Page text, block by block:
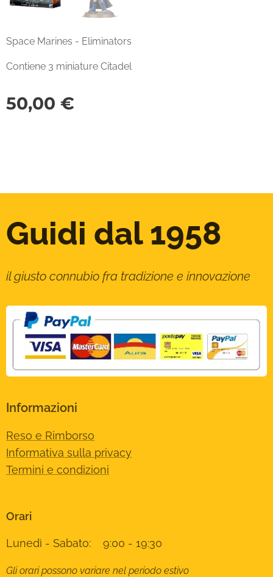
Space Marines - Eliminators
Contiene 3 miniature Citadel
50,00 €
Guidi dal 1958
il giusto connubio fra tradizione e innovazione
Informazioni
Reso e Rimborso
Informativa sulla privacy
Termini e condizioni
Orari
Lunedì - Sabato: 9:00 - 19:30
Gli orari possono variare nel periodo estivo